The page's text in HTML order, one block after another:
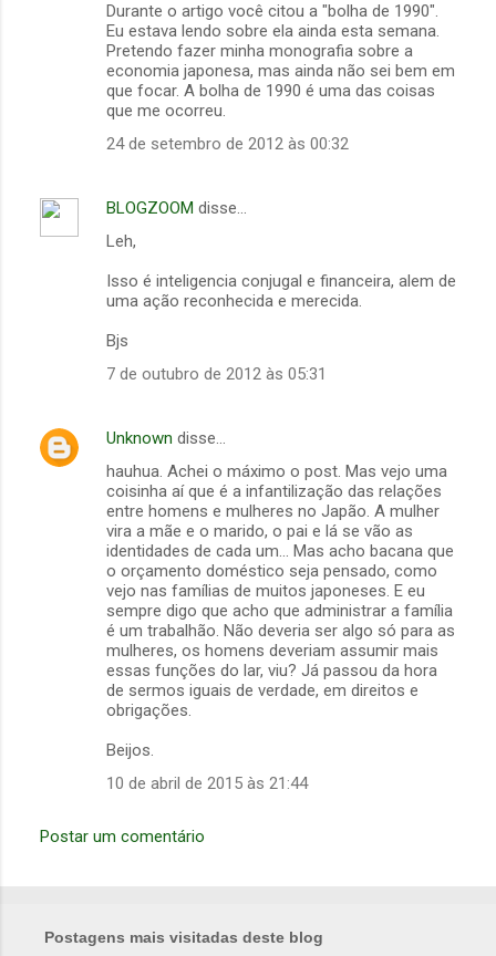
Durante o artigo você citou a "bolha de 1990".
Eu estava lendo sobre ela ainda esta semana.
Pretendo fazer minha monografia sobre a
economia japonesa, mas ainda não sei bem em
que focar. A bolha de 1990 é uma das coisas
que me ocorreu.
24 de setembro de 2012 às 00:32
BLOGZOOM disse…
Leh,
Isso é inteligencia conjugal e financeira, alem de
uma ação reconhecida e merecida.
Bjs
7 de outubro de 2012 às 05:31
Unknown disse…
hauhua. Achei o máximo o post. Mas vejo uma
coisinha aí que é a infantilização das relações
entre homens e mulheres no Japão. A mulher
vira a mãe e o marido, o pai e lá se vão as
identidades de cada um... Mas acho bacana que
o orçamento doméstico seja pensado, como
vejo nas famílias de muitos japoneses. E eu
sempre digo que acho que administrar a família
é um trabalhão. Não deveria ser algo só para as
mulheres, os homens deveriam assumir mais
essas funções do lar, viu? Já passou da hora
de sermos iguais de verdade, em direitos e
obrigações.
Beijos.
10 de abril de 2015 às 21:44
Postar um comentário
Postagens mais visitadas deste blog